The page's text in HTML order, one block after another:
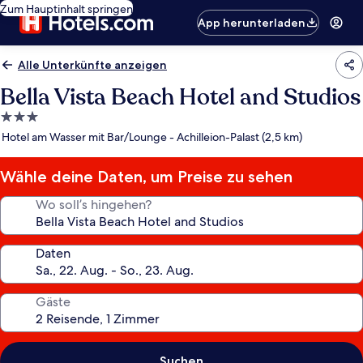
Zum Hauptinhalt springen
App herunterladen
Alle Unterkünfte anzeigen
Bella Vista Beach Hotel and Studios
3.0-
Sterne-
Hotel am Wasser mit Bar/Lounge - Achilleion-Palast (2,5 km)
Wähle deine Daten, um Preise zu sehen
Wo soll’s hingehen?
Daten
Gäste